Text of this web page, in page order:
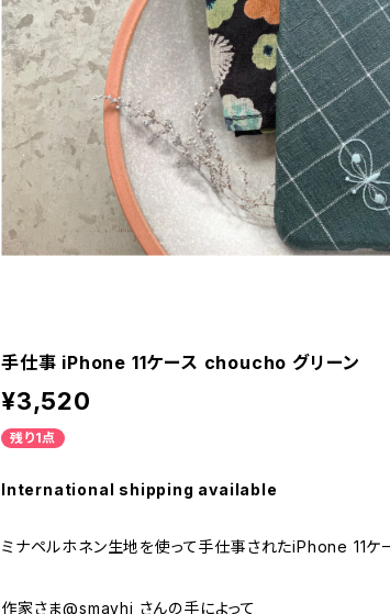
手仕事 iPhone 11ケース choucho グリーン
¥3,520
残り1点
International shipping available
ミナペルホネン生地を使って手仕事されたiPhone 11ケ
作家さま@smayhi さんの手によって